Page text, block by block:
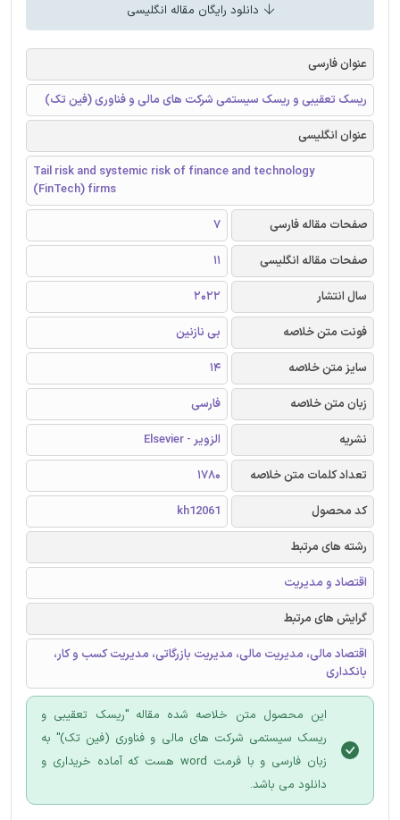
دانلود رایگان مقاله انگلیسی
عنوان فارسی
ریسک تعقیبی و ریسک سیستمی شرکت های مالی و فناوری (فین تک)
عنوان انگلیسی
Tail risk and systemic risk of finance and technology
(FinTech) firms
صفحات مقاله فارسی
7
صفحات مقاله انگلیسی
11
سال انتشار
2022
فونت متن خلاصه
بی نازنین
سایز متن خلاصه
14
زبان متن خلاصه
فارسی
نشریه
الزویر - Elsevier
تعداد کلمات متن خلاصه
1780
کد محصول
kh12061
رشته های مرتبط
اقتصاد و مدیریت
گرایش های مرتبط
اقتصاد مالی، مدیریت مالی، مدیریت بازرگاتی، مدیریت کسب و کار،
بانکداری
این محصول متن خلاصه شده مقاله "ریسک تعقیبی و
ریسک سیستمی شرکت های مالی و فناوری (فین تک)" به
زبان فارسی و با فرمت word هست که آماده خریداری و
دانلود می باشد.